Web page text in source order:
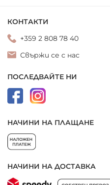
КОНТАКТИ
+359 2 808 78 40
Свържи се с нас
ПОСЛЕДВАЙТЕ НИ
НАЧИНИ НА ПЛАЩАНЕ
НАЧИНИ НА ДОСТАВКА